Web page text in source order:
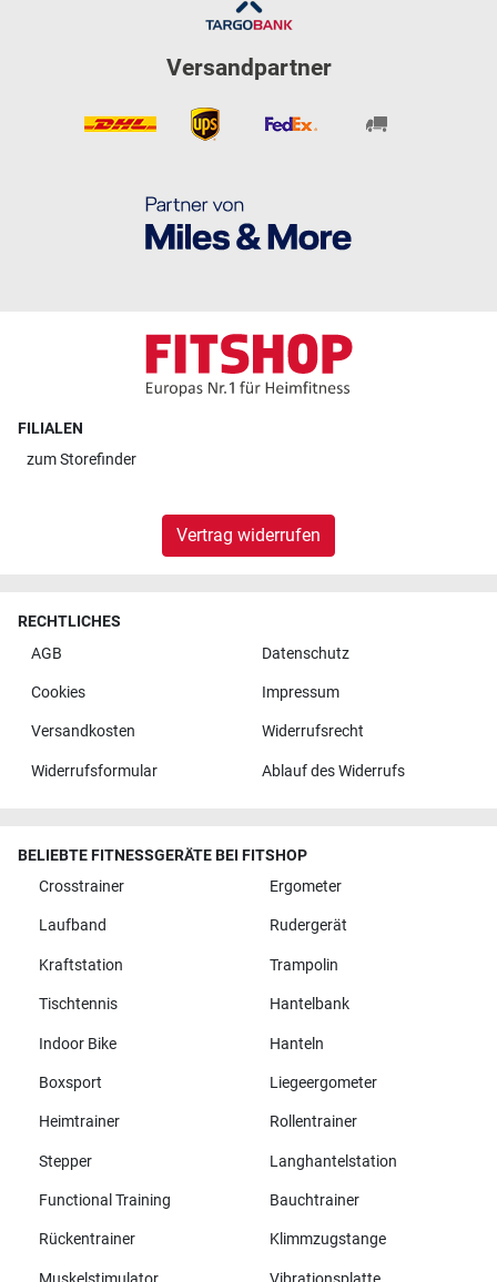
Versandpartner
FILIALEN
zumStorefinder
Vertrag widerrufen
RECHTLICHES
AGB
Datenschutz
Cookies Impressum
Versandkosten Widerrufsrecht
Widerrufsformular Ablauf des Widerrufs
BELIEBTE FITNESSGERÄTE BEI FITSHOP
Crosstrainer
Ergometer
Laufband Rudergerät
Kraftstation Trampolin
Tischtennis Hantelbank
Indoor Bike Hanteln
Boxsport Liegeergometer
Heimtrainer Rollentrainer
Stepper Langhantelstation
Functional Training Bauchtrainer
Rückentrainer Klimmzugstange